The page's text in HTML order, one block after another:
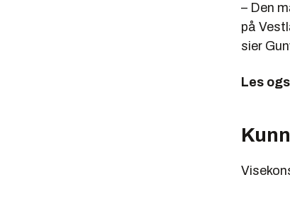
– Den
på
sier
Les